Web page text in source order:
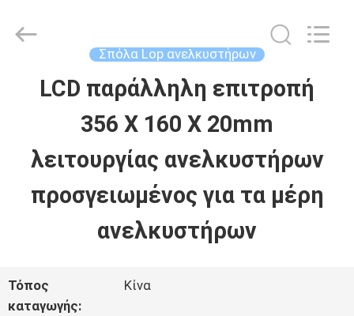
ΣΠΊΤΙ
ΠΡΟΪΌΝΤΑ
ΒΊΝΤΕΟ
ΕΜΕΊΣ
SUNNY
Σπόλα Lop ανελκυστήρων
LCD παράλληλη επιτροπή
356 X 160 X 20mm
λειτουργίας ανελκυστήρων
προσγειωμένος για τα μέρη
ανελκυστήρων
Τόπος
καταγωγής:
Κίνα